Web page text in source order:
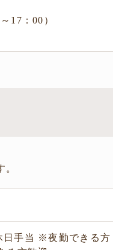
17：00）
手当 ※夜勤できる方